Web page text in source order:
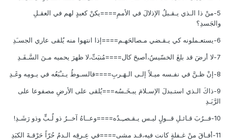
5-منْ ذا الـذي يـقـبلُ الإذلالَ في الأممِ====يكنْ كعبدٍ لهم في العقـلِ
والجَسدِ؟
6-يستعـملونه كي يـقـضي مـصالحَهـم====إذا انتهوا منه يُلقى عاري الجسـَدِ
7-لا أرضَ قد بلغَ الخسّيسُ،أصبحَ كال====مُنبَتِّ،لا ظهرَ يحميه مـنَ السَّـفَـدِ
8-إنْ ظـنَّ في نفـسه ميـلاً إلـى الـهَـربِ====فالسـوطُ يـتـْبَعُه في يـومِه وغَـدِ
9-ذاكَ الـذي استـبدلَ الإسـلامَ يبـخَـسُه===يُلقى على الأرضِ مصفوعا على
الرَّبَـدِ
10-فــرُبَ قـائـلِ قــولٍ ليـس يـقـصـِـدُه====وعــاهُ آخــرُ ذو لُـبٍّ وذو رَشَـدِ!
11-أفـاقَ منْ غـفلةٍ كانت فيه،قـد مشى====في عِـرقِه الـدمُ حُرّاً حَرْقـةَ الكبَدِ